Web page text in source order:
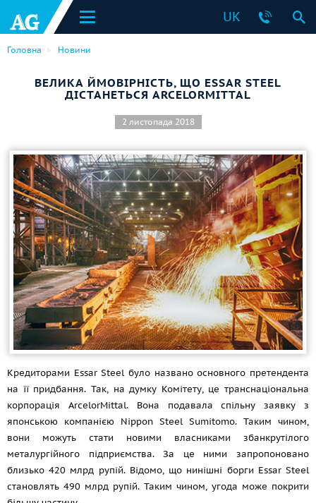
UK
Головна Новини
ВЕЛИКА ЙМОВІРНІСТЬ, ЩО ESSAR STEEL
ДІСТАНЕТЬСЯ ARCELORMITTAL
2 листопада 2018
Кредиторами Essar Steel було названо основного претендента
на її придбання. Так, на думку Комітету, це транснаціональна
корпорація ArcelorMittal. Вона подавала спільну заявку з
японською компанією Nippon Steel Sumitomo. Таким чином,
вони можуть стати новими власниками збанкрутілого
металургійного підприємства. За це ними запропоновано
близько 420 млрд рупій. Відомо, що нинішні борги Essar Steel
становлять 490 млрд рупій. Таким чином, угода може покрити